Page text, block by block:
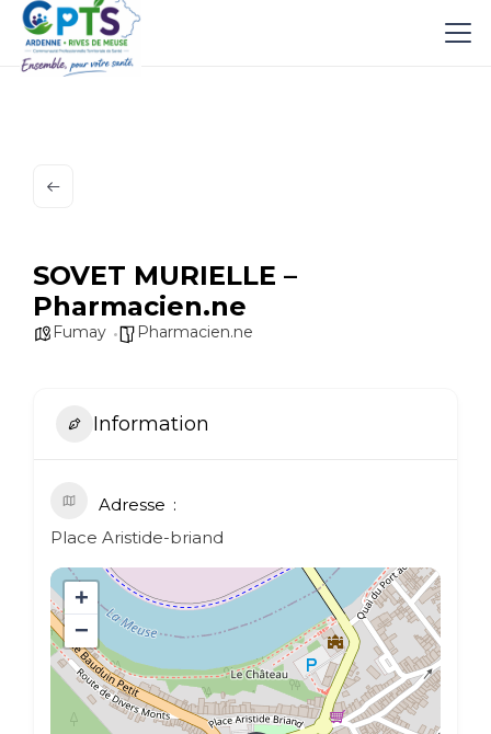
SOVET MURIELLE –
Pharmacien.ne
Fumay Pharmacien.ne
Information
Adresse
Place Aristide-briand
+
−